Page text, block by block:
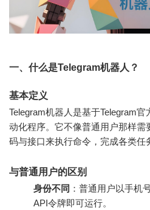
一、什么是Telegram机器人？
基本定义
Telegram机器人是基于Telegram官
动化程序。它不像普通用户那样需
码与接口来执行命令，完成各类任
与普通用户的区别
身份不同 ：普通用户以手机
API令牌即可运行。